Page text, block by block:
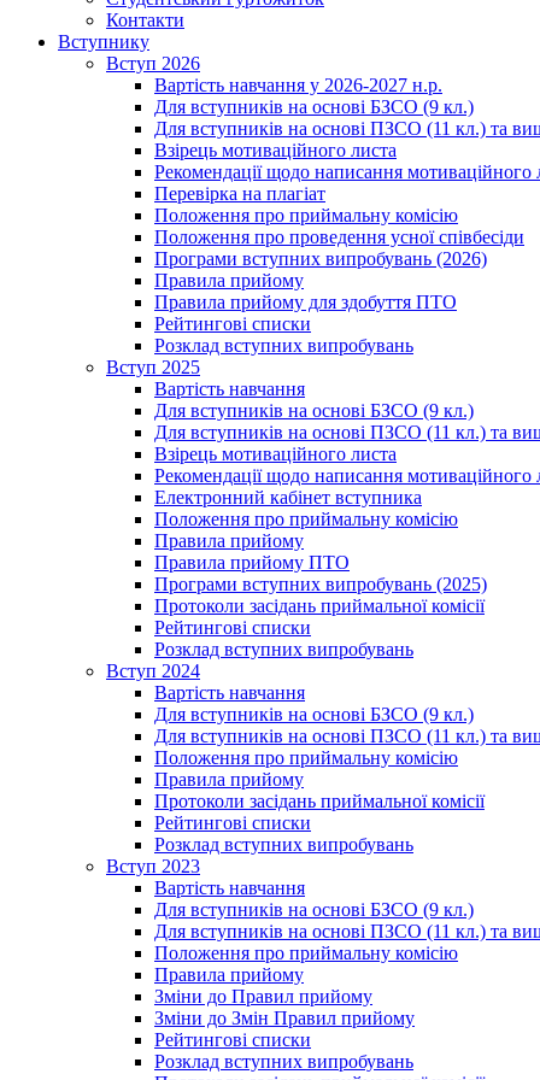
Контакти
Вступнику
Вступ 2026
Вартість навчання у 2026-2027 н.р.
Для вступників на основі БЗСО (9 кл.)
Для вступників на основі ПЗСО (11 кл.) та
Взірець мотиваційного листа
Рекомендації щодо написання мотиваційного
Перевірка на плагіат
Положення про приймальну комісію
Положення про проведення усної співбесіди
Програми вступних випробувань (2026)
Правила прийому
Правила прийому для здобуття ПТО
Рейтингові списки
Розклад вступних випробувань
Вступ 2025
Вартість навчання
Для вступників на основі БЗСО (9 кл.)
Для вступників на основі ПЗСО (11 кл.) та
Взірець мотиваційного листа
Рекомендації щодо написання мотиваційного
Електронний кабінет вступника
Положення про приймальну комісію
Правила прийому
Правила прийому ПТО
Програми вступних випробувань (2025)
Протоколи засідань приймальної комісії
Рейтингові списки
Розклад вступних випробувань
Вступ 2024
Вартість навчання
Для вступників на основі БЗСО (9 кл.)
Для вступників на основі ПЗСО (11 кл.) та
Положення про приймальну комісію
Правила прийому
Протоколи засідань приймальної комісії
Рейтингові списки
Розклад вступних випробувань
Вступ 2023
Вартість навчання
Для вступників на основі БЗСО (9 кл.)
Для вступників на основі ПЗСО (11 кл.) та
Положення про приймальну комісію
Правила прийому
Зміни до Правил прийому
Зміни до Змін Правил прийому
Рейтингові списки
Розклад вступних випробувань